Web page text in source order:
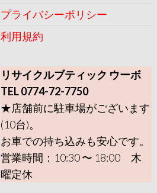
プライバシーポリシー
利用規約
リサイクルブティック ウーボ
TEL 0774-72-7750
★店舗前に駐車場がございます
(10台)。
お車での持ち込みも安心です。
営業時間：10:30 〜 18:00 木
曜定休